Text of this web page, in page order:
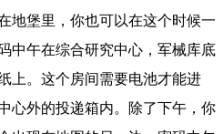
地堡里，你也可以在这个时候一
中午在综合研究中心，军械库底
上。这个房间需要电池才能进
心外的投递箱内。除了下午，你